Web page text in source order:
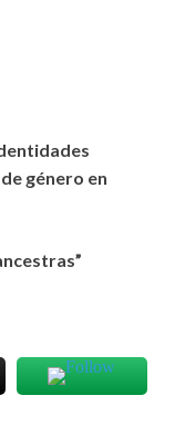
género en